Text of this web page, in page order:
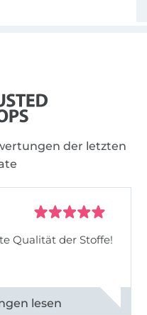
der letzten
Qualität der Stoffe!
ansehen